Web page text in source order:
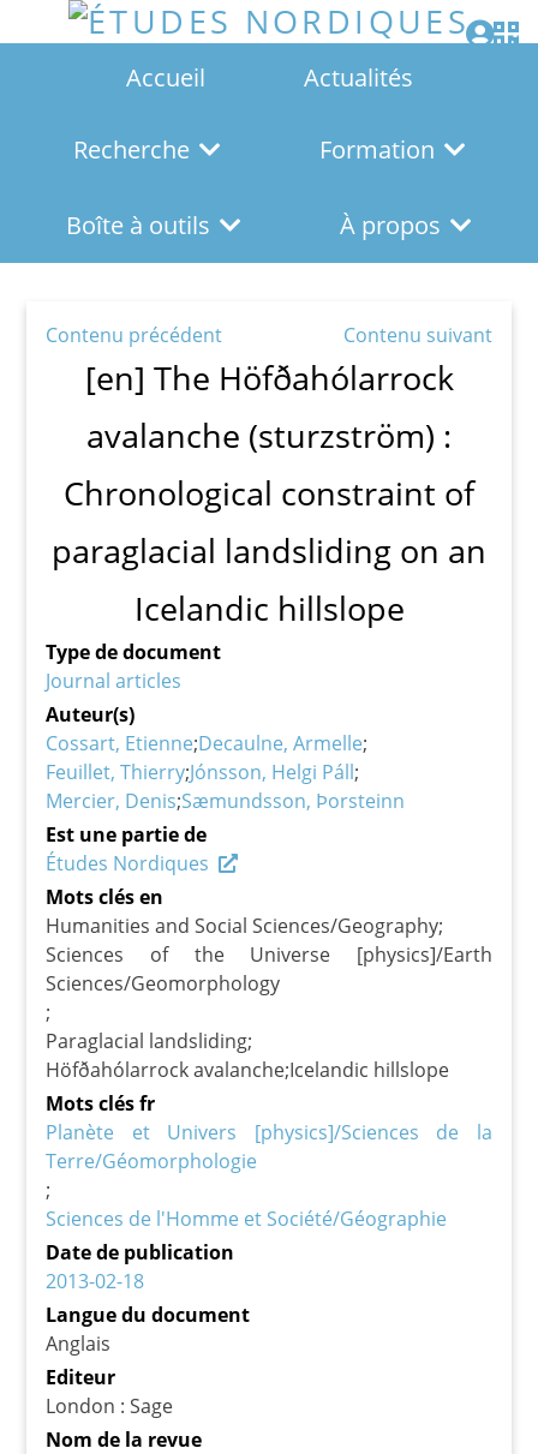
Accueil Actualités
Recherche Formation
Boîte à outils À propos
Contenu précédent Contenu suivant
[en] The Höfðahólarrock
avalanche (sturzström) :
Chronological constraint of
paraglacial landsliding on an
Icelandic hillslope
Type de document
Journal articles
Auteur(s)
Cossart, Etienne Decaulne, Armelle
Feuillet, Thierry Jónsson, Helgi Páll
Mercier, Denis Sæmundsson, Þorsteinn
Est une partie de
Études Nordiques
Mots clés en
Humanities and Social Sciences/Geography
Sciences of the Universe [physics]/Earth
Sciences/Geomorphology
Paraglacial landsliding
Höfðahólarrock avalanche Icelandic hillslope
Mots clés fr
Planète et Univers [physics]/Sciences de la
Terre/Géomorphologie
Sciences de l'Homme et Société/Géographie
Date de publication
2013-02-18
Langue du document
Anglais
Editeur
London : Sage
Nom de la revue